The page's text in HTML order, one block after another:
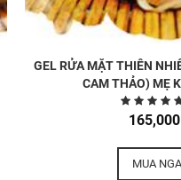
GEL RỬA MẶT THIÊN
CAM THẢO) MẸ
MUA